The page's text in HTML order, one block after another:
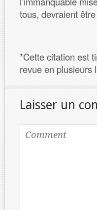
tous, devraient être
*Cette citation est
revue en plusieurs
Laisser un